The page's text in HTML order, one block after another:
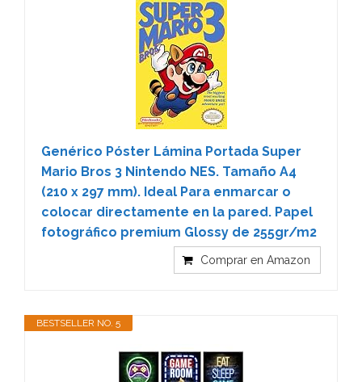
Genérico Póster Lámina Portada Super
Mario Bros 3 Nintendo NES. Tamaño A4
(210 x 297 mm). Ideal Para enmarcar o
colocar directamente en la pared. Papel
fotográfico premium Glossy de 255gr/m2
Comprar en Amazon
BESTSELLER NO. 5